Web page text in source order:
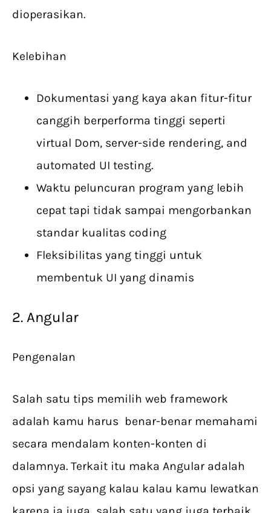
dioperasikan.
Kelebihan
Dokumentasi yang kaya akan fitur-fitur
canggih berperforma tinggi seperti
virtual Dom, server-side rendering, and
automated UI testing.
Waktu peluncuran program yang lebih
cepat tapi tidak sampai mengorbankan
standar kualitas coding
Fleksibilitas yang tinggi untuk
membentuk UI yang dinamis
2. Angular
Pengenalan
Salah satu tips memilih web framework
adalah kamu harus benar-benar memahami
secara mendalam konten-konten di
dalamnya. Terkait itu maka Angular adalah
opsi yang sayang kalau kalau kamu lewatkan